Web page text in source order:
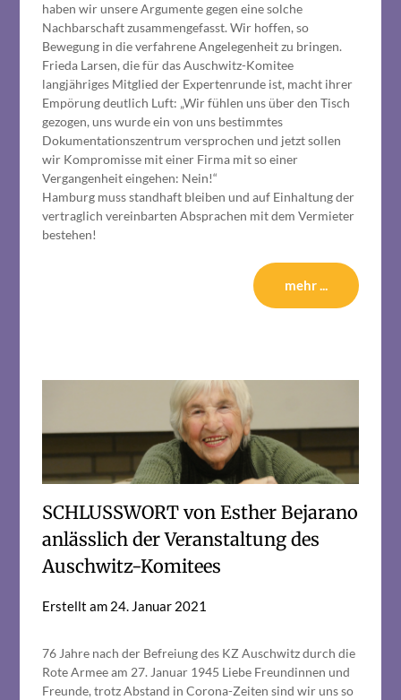
haben wir unsere Argumente gegen eine solche
Nachbarschaft zusammengefasst. Wir hoffen, so
Bewegung in die verfahrene Angelegenheit zu bringen.
Frieda Larsen, die für das Auschwitz-Komitee
langjähriges Mitglied der Expertenrunde ist, macht ihrer
Empörung deutlich Luft: „Wir fühlen uns über den Tisch
gezogen, uns wurde ein von uns bestimmtes
Dokumentationszentrum versprochen und jetzt sollen
wir Kompromisse mit einer Firma mit so einer
Vergangenheit eingehen: Nein!“
Hamburg muss standhaft bleiben und auf Einhaltung der
vertraglich vereinbarten Absprachen mit dem Vermieter
bestehen!
mehr ...
SCHLUSSWORT von Esther Bejarano
anlässlich der Veranstaltung des
Auschwitz-Komitees
Erstellt am 24. Januar 2021
76 Jahre nach der Befreiung des KZ Auschwitz durch die
Rote Armee am 27. Januar 1945 Liebe Freundinnen und
Freunde, trotz Abstand in Corona-Zeiten sind wir uns so